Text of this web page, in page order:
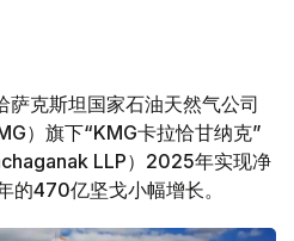
萨克斯坦国家石油天然气公司
）旗下“KMG卡拉恰甘纳克”
LLP）2025年实现净
470亿坚戈小幅增长。